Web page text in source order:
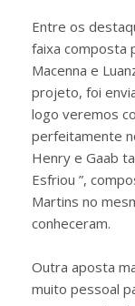
Entre os
faixa composta
Macenna e
projeto, foi
logo veremos
perfeitamente
Henry e Gaab
Esfriou ”,
Martins no
conheceram.
Outra aposta
muito pessoal